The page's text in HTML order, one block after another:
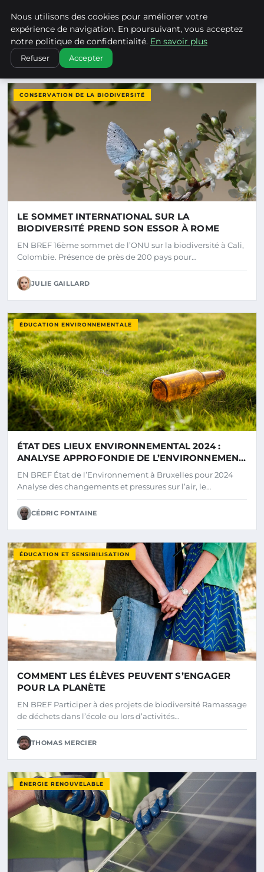
Climatechangenebraska -
CLIMATECHANGENEBRASKA
DERNIERS ARTICLES
CONSERVATION DE LA BIODIVERSITÉ
LE SOMMET INTERNATIONAL SUR LA
BIODIVERSITÉ PREND SON ESSOR À ROME
EN BREF 16ème sommet de l’ONU sur la biodiversité à Cali,
Colombie. Présence de près de 200 pays pour…
JULIE GAILLARD
ÉDUCATION ENVIRONNEMENTALE
ÉTAT DES LIEUX ENVIRONNEMENTAL 2024 :
ANALYSE APPROFONDIE DE L’ENVIRONNEMENT
À BRUXELLES
EN BREF État de l’Environnement à Bruxelles pour 2024
Analyse des changements et pressures sur l’air, le…
CÉDRIC FONTAINE
ÉDUCATION ET SENSIBILISATION
COMMENT LES ÉLÈVES PEUVENT S’ENGAGER
POUR LA PLANÈTE
EN BREF Participer à des projets de biodiversité Ramassage
de déchets dans l’école ou lors d’activités…
THOMAS MERCIER
ÉNERGIE RENOUVELABLE
Nous utilisons des cookies pour améliorer votre
expérience de navigation. En poursuivant, vous acceptez
notre politique de confidentialité. En savoir plus
Refuser Accepter